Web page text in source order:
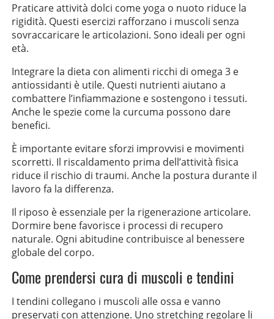
Praticare attività dolci come yoga o nuoto riduce la
rigidità. Questi esercizi rafforzano i muscoli senza
sovraccaricare le articolazioni. Sono ideali per ogni
età.
Integrare la dieta con alimenti ricchi di omega 3 e
antiossidanti è utile. Questi nutrienti aiutano a
combattere l’infiammazione e sostengono i tessuti.
Anche le spezie come la curcuma possono dare
benefici.
È importante evitare sforzi improvvisi e movimenti
scorretti. Il riscaldamento prima dell’attività fisica
riduce il rischio di traumi. Anche la postura durante il
lavoro fa la differenza.
Il riposo è essenziale per la rigenerazione articolare.
Dormire bene favorisce i processi di recupero
naturale. Ogni abitudine contribuisce al benessere
globale del corpo.
Come prendersi cura di muscoli e tendini
I tendini collegano i muscoli alle ossa e vanno
preservati con attenzione. Uno stretching regolare li